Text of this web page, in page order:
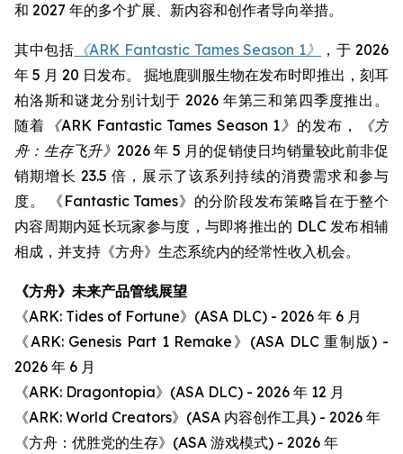
和 2027 年的多个扩展、新内容和创作者导向举措。
其中包括 《ARK Fantastic Tames Season 1》
，于 2026
年 5 月 20 日发布。 掘地鹿驯服生物在发布时即推出，刻耳
柏洛斯和谜龙分别计划于 2026 年第三和第四季度推出。
随着 《ARK Fantastic Tames Season 1》 的发布，
《方
舟：生存飞升》 2026 年 5 月的促销使日均销量较此前非促
销期增长 23.5 倍，展示了该系列持续的消费需求和参与
度。 《Fantastic Tames》的分阶段发布策略旨在于整个
内容周期内延长玩家参与度，与即将推出的 DLC 发布相辅
相成，并支持《方舟》生态系统内的经常性收入机会。
《方舟》未来产品管线展望
《ARK: Tides of Fortune》(ASA DLC) - 2026 年 6 月
《ARK: Genesis Part 1 Remake》(ASA DLC 重制版) -
2026 年 6 月
《ARK: Dragontopia》(ASA DLC) - 2026 年 12 月
《ARK: World Creators》(ASA 内容创作工具) - 2026 年
《方舟：优胜党的生存》(ASA 游戏模式) - 2026 年